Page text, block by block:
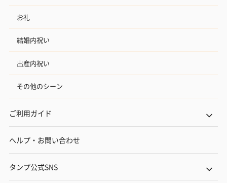
お礼
結婚内祝い
出産内祝い
その他のシーン
ご利用ガイド
ヘルプ・お問い合わせ
タンプ公式SNS